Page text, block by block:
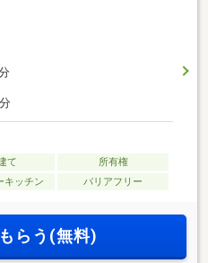
て
所有権
キッチン バリアフリー
らう(無料)